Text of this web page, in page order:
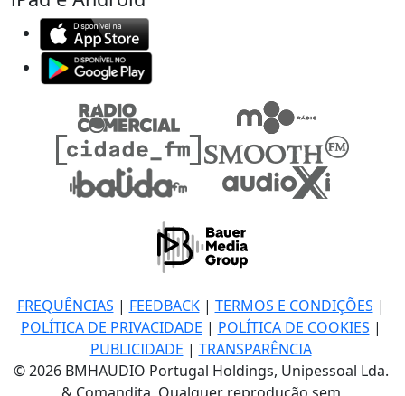
FREQUÊNCIAS | FEEDBACK| TERMOS E CONDIÇÕES |
POLÍTICA DE PRIVACIDADE | POLÍTICA DE COOKIES |
PUBLICIDADE | TRANSPARÊNCIA
© 2026 BMHAUDIO Portugal Holdings, Unipessoal Lda.